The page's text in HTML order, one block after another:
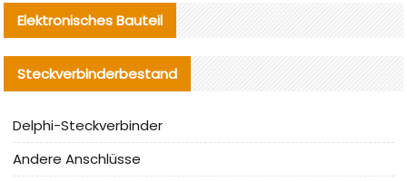
Elektronisches Bauteil
Steckverbinderbestand
Delphi-Steckverbinder
Andere Anschlüsse